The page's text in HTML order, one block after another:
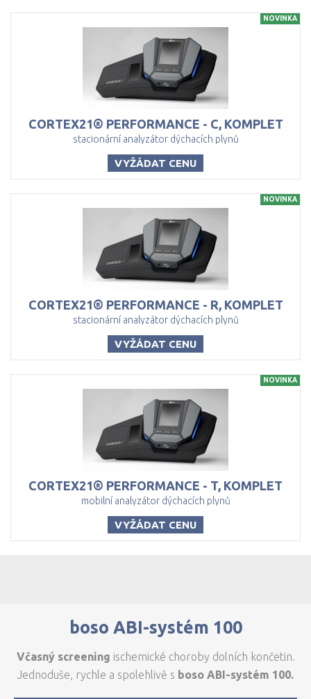
CORTEX21® PERFORMANCE - C, KOMPLET
stacionární analyzátor dýchacích plynů
VYŽÁDAT CENU
NOVINKA
CORTEX21® PERFORMANCE - R, KOMPLET
stacionární analyzátor dýchacích plynů
VYŽÁDAT CENU
NOVINKA
CORTEX21® PERFORMANCE - T, KOMPLET
mobilní analyzátor dýchacích plynů
VYŽÁDAT CENU
NOVINKA
boso ABI-systém 100
Včasný screening ischemické choroby dolních končetin.
Jednoduše, rychle a spolehlivě s boso ABI-systém 100.